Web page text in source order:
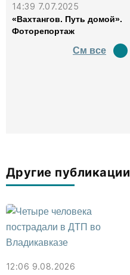
14:39 7.07.2025
«Вахтангов. Путь домой».
Фоторепортаж
См все
Другие публикации
12:06 9.08.2026